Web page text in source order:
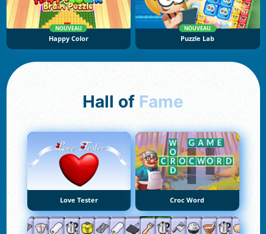
NOUVEAU
Happy Color
NOUVEAU
Puzzle Lab
Hall of Fame
Love Tester Croc Word